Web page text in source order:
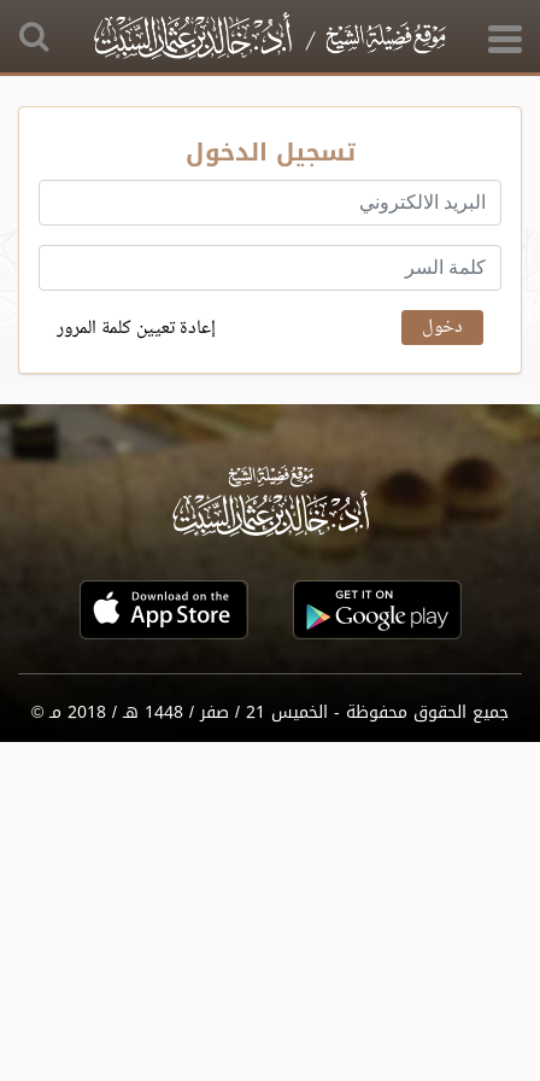
تسجيل الدخول
إعادة تعيين كلمة المرور
جميع الحقوق محفوظة - الخميس 21 / صفر / 1448 هـ / 2018 مـ ©